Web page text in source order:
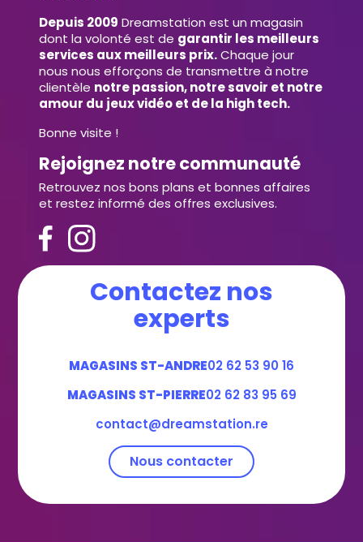
Depuis 2009 Dreamstation est un magasin
dont la volonté est de garantir les meilleurs
services aux meilleurs prix.Chaque jour
nous nous efforçons de transmettre à notre
clientèle notre passion, notre savoir et notre
amour du jeux vidéo et de la high tech.
Bonne visite !
Rejoignez notre communauté
Retrouvez nos bons plans et bonnes affaires
et restez informé des offres exclusives.
Contactez nos
experts
MAGASINS ST-ANDRE02 62 53 90 16
MAGASINS ST-PIERRE02 62 83 95 69
contact@dreamstation.re
Nous contacter